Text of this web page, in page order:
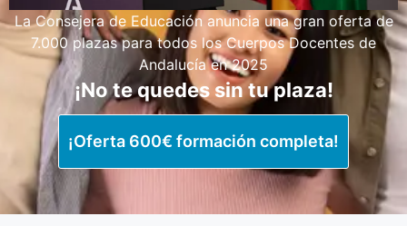
La Consejera de Educación anuncia una gran oferta de
7.000 plazas para todos los Cuerpos Docentes de
Andalucía en 2025
¡No te quedes sin tu plaza!
¡Oferta 600€ formación completa!